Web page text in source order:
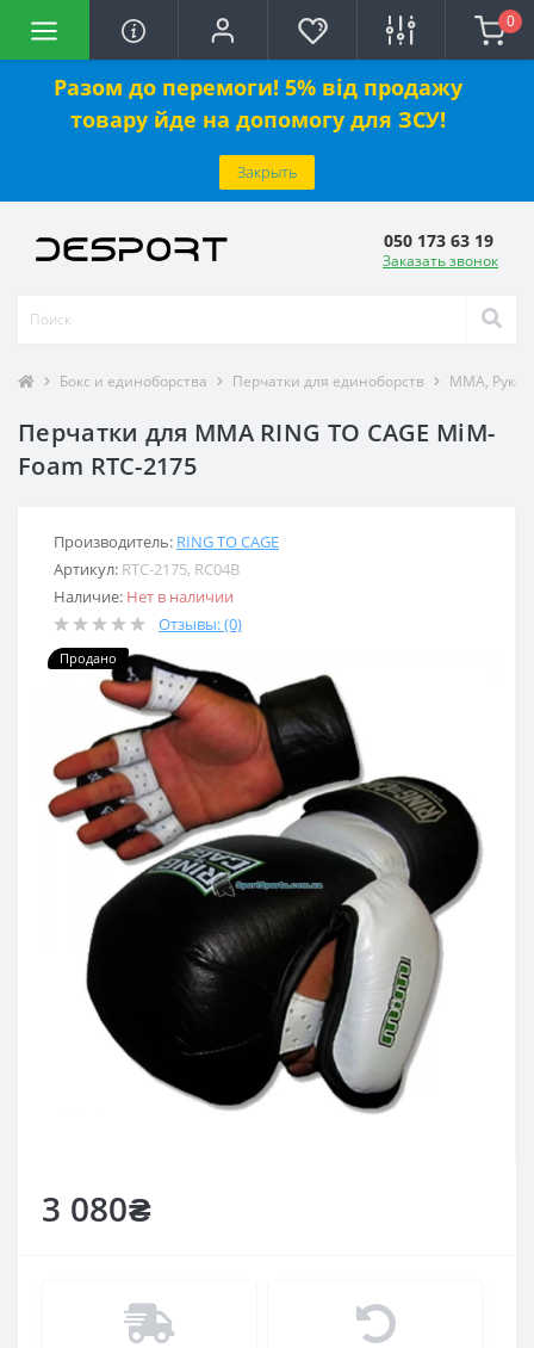
Разом до перемоги! 5% від продажу
товару йде на допомогу для ЗСУ!
Закрыть
0
050 173 63 19
Заказать звонок
Бокс и единоборства Перчатки для единоборств ММА,
Перчатки для MMA RING TO CAGE MiM-
Foam RTC-2175
Производитель: RING TO CAGE
Артикул: RTC-2175, RC04B
Наличие: Нет в наличии
Отзывы: (0)
Продано
3 080₴